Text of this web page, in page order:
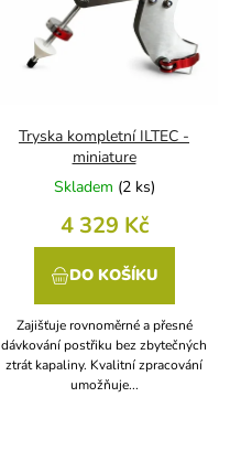
Tryska kompletní ILTEC -
miniature
Skladem (2 ks)
4 329 Kč
DO KOŠÍKU
Zajišťuje rovnoměrné a přesné
dávkování postřiku bez zbytečných
ztrát kapaliny. Kvalitní zpracování
umožňuje...